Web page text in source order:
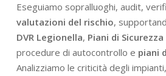
Eseguiamo sopralluoghi, audit,
valutazioni del rischio,
DVR Legionella, Piani di Sicurezza
procedure di autocontrollo e piani
Analizziamo le criticità degli